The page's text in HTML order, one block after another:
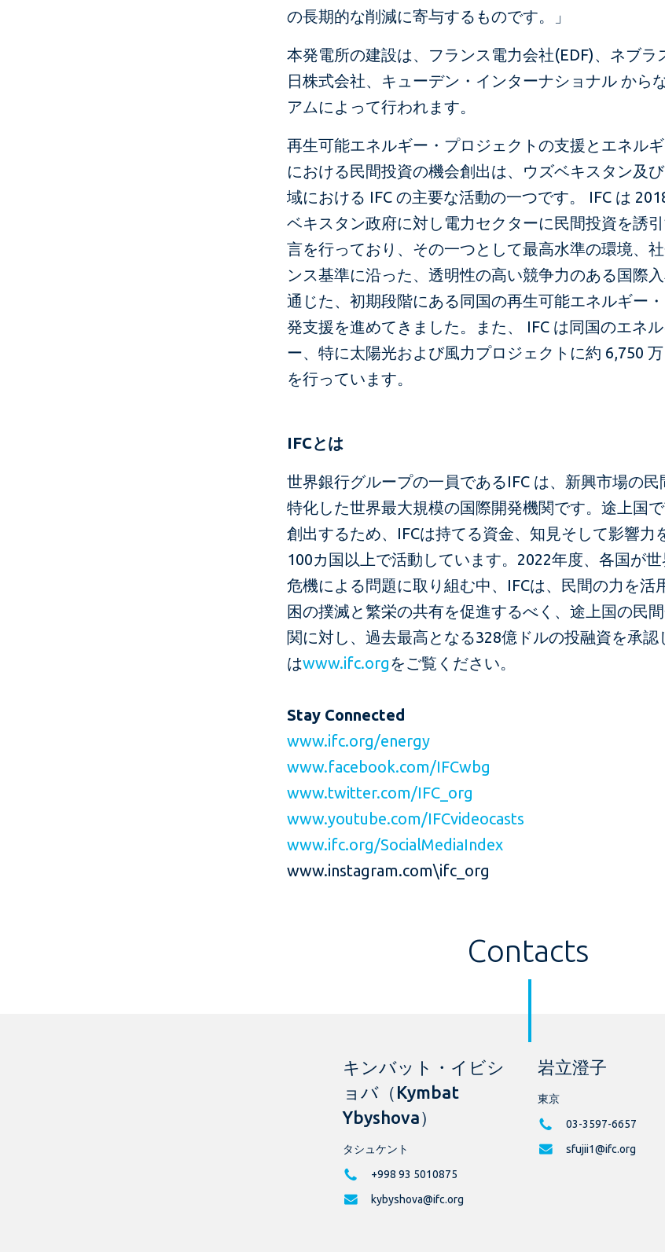
の長期的な削減に寄与するものです。」
本発電所の建設は、フランス電力会社(EDF)、ネブラ
日株式会社、キューデン・インターナショナル から
アムによって行われます。
再生可能エネルギー・プロジェクトの支援とエネル
における民間投資の機会創出は、ウズベキスタン及
域における IFC の主要な活動の一つです。 IFC は
ベキスタン政府に対し電力セクターに民間投資を誘
言を行っており、その一つとして最高水準の環境、
ンス基準に沿った、透明性の高い競争力のある国際
通じた、初期段階にある同国の再生可能エネルギー
発支援を進めてきました。また、 IFC は同国のエネ
ー、特に太陽光および風力プロジェクトに約 6,750
を行っています。
IFCとは
世界銀行グループの一員であるIFC は、新興市場の民
特化した世界最大規模の国際開発機関です。途上国
創出するため、IFCは持てる資金、知見そして影響力
100カ国以上で活動しています。2022年度、各国が
危機による問題に取り組む中、IFCは、民間の力を活
困の撲滅と繁栄の共有を促進するべく、途上国の民
関に対し、過去最高となる328億ドルの投融資を承認
はwww.ifc.orgをご覧ください。
Stay Connected
www.ifc.org/energy
www.facebook.com/IFCwbg
www.twitter.com/IFC_org
www.youtube.com/IFCvideocasts
www.ifc.org/SocialMediaIndex
www.instagram.com\ifc_org
Contacts
キンバット・イビシ
ョバ（Kymbat
Ybyshova）
タシュケント
+998 93 5010875
kybyshova@ifc.org
岩立澄子
東京
03-3597-6657
sfujii1@ifc.org